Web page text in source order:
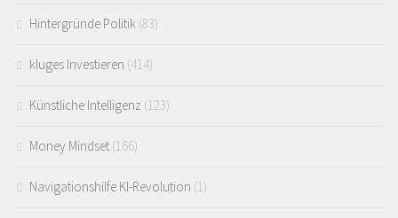
Hintergründe Politik (83)
kluges Investieren (414)
Künstliche Intelligenz (123)
Money Mindset (166)
Navigationshilfe KI-Revolution (1)